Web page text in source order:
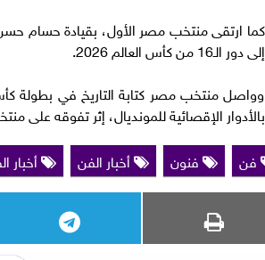
إلى دور الـ16 من كأس العالم 2026.
بالأدوار الإقصائية للمونديال، إثر تفوقه على
فن
فنون أخبار الفن أخبار